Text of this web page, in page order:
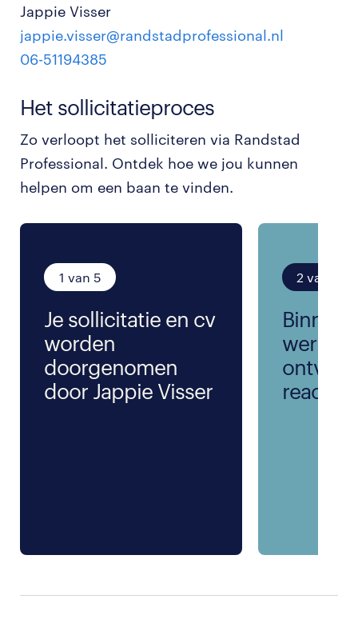
Jappie Visser
jappie.visser@randstadprofessional.nl
06-51194385
Het sollicitatieproces
Zo verloopt het solliciteren via Randstad
Professional. Ontdek hoe we jou kunnen
helpen om een baan te vinden.
1 van 5
Je sollicitatie en cv
worden
doorgenomen
door Jappie Visser
2 van 5
Binnen
reactie